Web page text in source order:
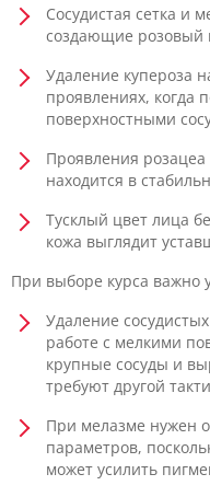
Сосудистая сетка и
создающие розовый
Удаление купероза
проявлениях, когда
поверхностными
Проявления
находится в
Тусклый цвет лица
кожа выглядит
При выборе курса важно
Удаление
работе с мелкими
крупные сосуды и
требуют другой
При мелазме нужен
параметров,
может усилить